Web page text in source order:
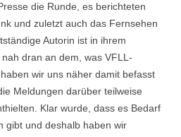
die Runde, es berichteten
und zuletzt auch das Fernsehen
Autorin ist in ihrem
dran an dem, was VFLL-
wir uns näher damit befasst
Meldungen darüber teilweise
Klar wurde, dass es Bedarf
gibt und deshalb haben wir